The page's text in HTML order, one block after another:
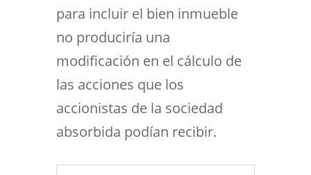
para incluir el bien inmueble
no produciría una
modificación en el cálculo de
las acciones que los
accionistas de la sociedad
absorbida podían recibir.